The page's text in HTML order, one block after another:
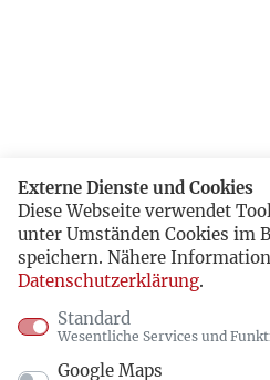
Externe Dienste und Cookies
Diese Webseite verwendet
unter Umständen Cookies im
speichern. Nähere
Datenschutzerklärung.
Standard
Wesentliche Services und
Google Maps